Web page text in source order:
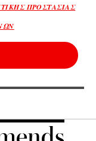
ΠΡΟΣΤΑΣΙΑΣ